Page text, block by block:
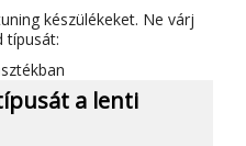
készülékeket. Ne várj
típusát:
a lenti